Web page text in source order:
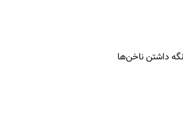
داشتن ناخن‌ها